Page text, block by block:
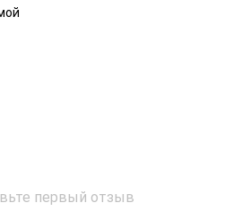
первый отзыв